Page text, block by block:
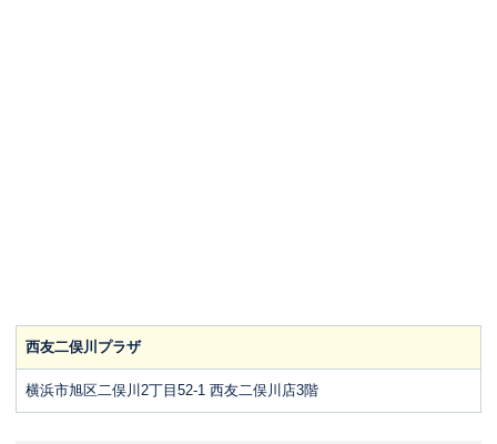
西友二俣川プラザ
横浜市旭区二俣川2丁目52-1 西友二俣川店3階